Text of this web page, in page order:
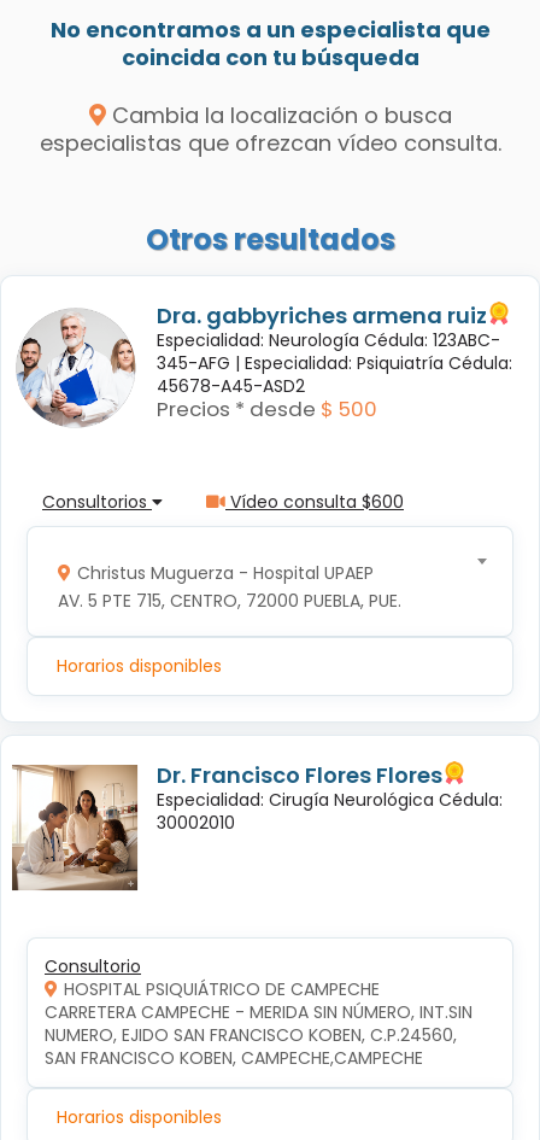
No encontramos a un especialista que
coincida con tu búsqueda
Cambia la localización o busca
especialistas que ofrezcan vídeo consulta.
Otros resultados
Dra. gabbyriches armena ruiz
Especialidad: Neurología Cédula: 123ABC-
345-AFG | Especialidad: Psiquiatría Cédula:
45678-A45-ASD2
Precios * desde $ 500
Consultorios Vídeo consulta $600
Christus Muguerza - Hospital UPAEP
AV. 5 PTE 715, CENTRO, 72000 PUEBLA, PUE.
Horarios disponibles
Dr. Francisco Flores Flores
Especialidad: Cirugía Neurológica Cédula:
30002010
Consultorio
HOSPITAL PSIQUIÁTRICO DE CAMPECHE
CARRETERA CAMPECHE - MERIDA SIN NÚMERO, INT.SIN
NUMERO, EJIDO SAN FRANCISCO KOBEN, C.P.24560,
SAN FRANCISCO KOBEN, CAMPECHE,CAMPECHE
Horarios disponibles